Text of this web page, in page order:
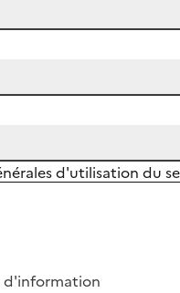
d'utilisation du
d'information